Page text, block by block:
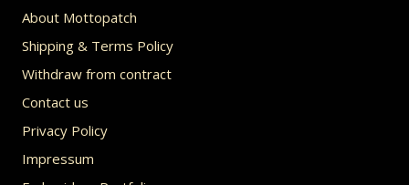
About Mottopatch
Shipping & Terms Policy
Withdraw from contract
Contact us
Privacy Policy
Impressum